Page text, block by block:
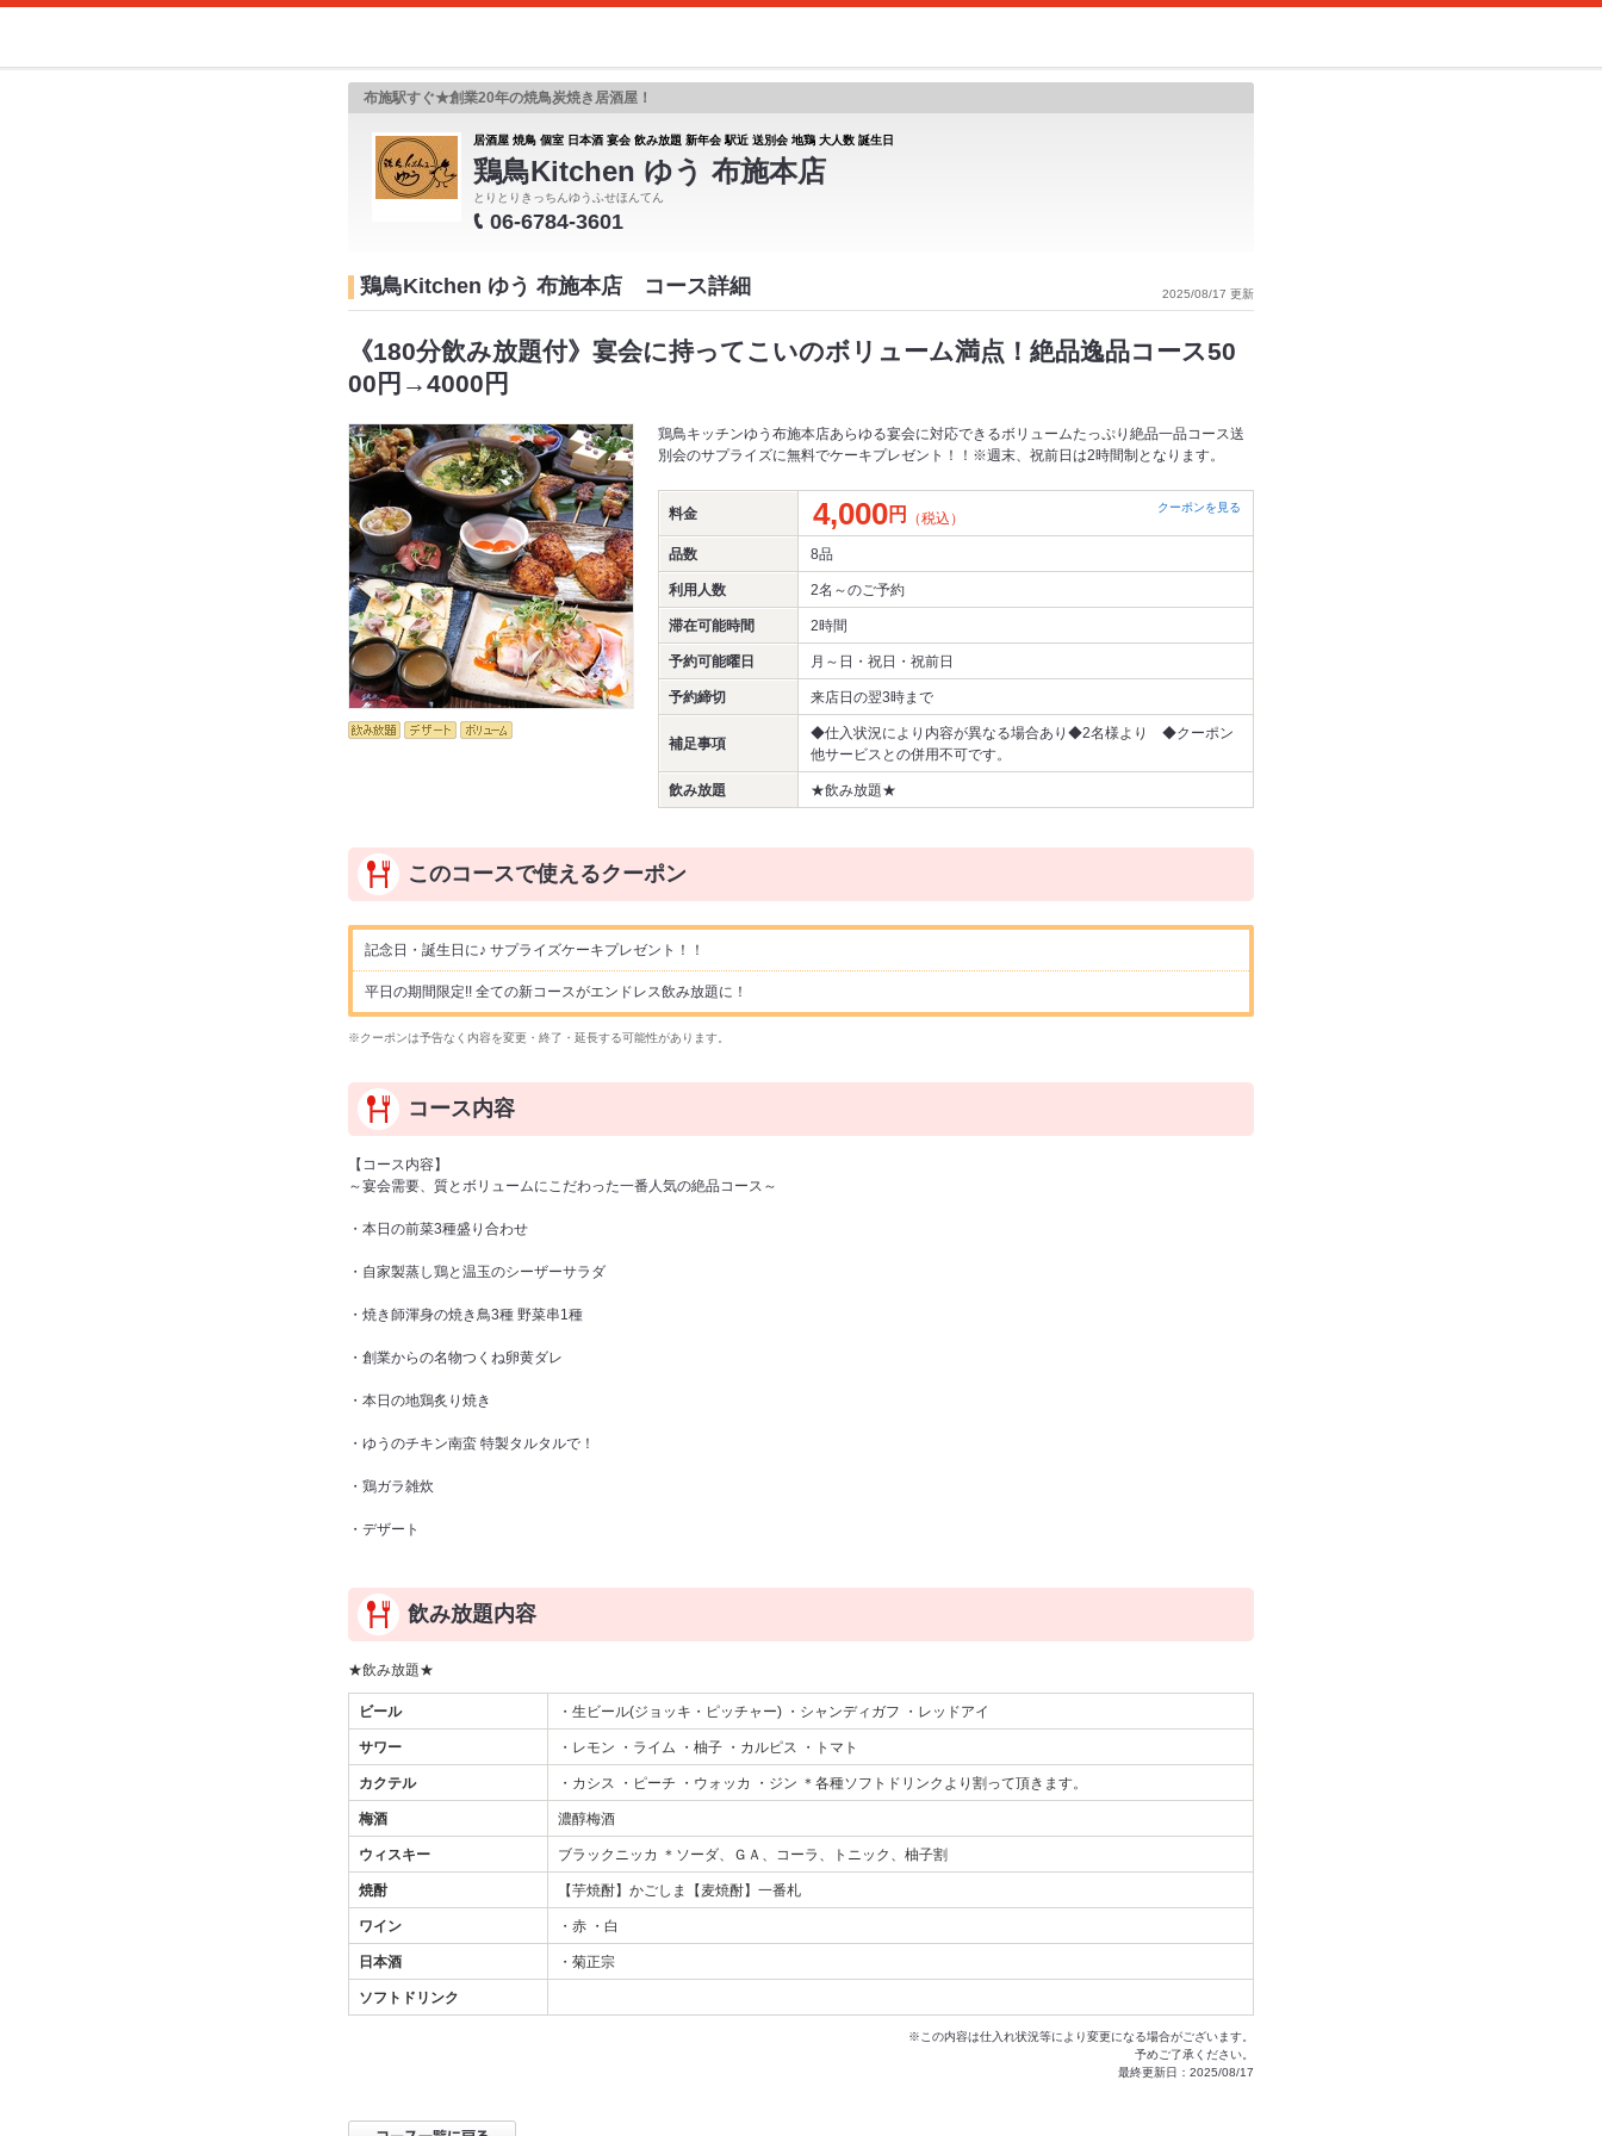
布施駅すぐ★創業20年の焼鳥炭焼き居酒屋！
居酒屋 焼鳥 個室 日本酒 宴会 飲み放題 新年会 駅近 送別会 地鶏 大人数 誕生日
鶏鳥Kitchen ゆう 布施本店
とりとりきっちんゆうふせほんてん
06-6784-3601
2025/08/17 更新
鶏鳥Kitchen ゆう 布施本店 コース詳細
《180分飲み放題付》宴会に持ってこいのボリューム満点！絶品逸品コース50
00円→4000円
鶏鳥キッチンゆう布施本店あらゆる宴会に対応できるボリュームたっぷり絶品一品コース送
別会のサプライズに無料でケーキプレゼント！！※週末、祝前日は2時間制となります。
料金 4,000円 （税込）
クーポンを見る
品数 8品
利用人数 2名～のご予約
滞在可能時間 2時間
予約可能曜日 月～日・祝日・祝前日
予約締切 来店日の翌3時まで
補足事項
◆仕入状況により内容が異なる場合あり◆2名様より ◆クーポン
他サービスとの併用不可です。
飲み放題 ★飲み放題★
このコースで使えるクーポン
記念日・誕生日に♪ サプライズケーキプレゼント！！
平日の期間限定!! 全ての新コースがエンドレス飲み放題に！
※クーポンは予告なく内容を変更・終了・延長する可能性があります。
コース内容
【コース内容】
～宴会需要、質とボリュームにこだわった一番人気の絶品コース～
・本日の前菜3種盛り合わせ
・自家製蒸し鶏と温玉のシーザーサラダ
・焼き師渾身の焼き鳥3種 野菜串1種
・創業からの名物つくね卵黄ダレ
・本日の地鶏炙り焼き
・ゆうのチキン南蛮 特製タルタルで！
・鶏ガラ雑炊
・デザート
飲み放題内容
★飲み放題★
ビール ・生ビール(ジョッキ・ピッチャー) ・シャンディガフ ・レッドアイ
サワー ・レモン ・ライム ・柚子 ・カルピス ・トマト
カクテル ・カシス ・ピーチ ・ウォッカ ・ジン ＊各種ソフトドリンクより割って頂きます。
梅酒 濃醇梅酒
ウィスキー ブラックニッカ ＊ソーダ、ＧＡ、コーラ、トニック、柚子割
焼酎 【芋焼酎】かごしま【麦焼酎】一番札
ワイン ・赤 ・白
日本酒 ・菊正宗
ソフトドリンク
※この内容は仕入れ状況等により変更になる場合がございます。
予めご了承ください。
最終更新日：2025/08/17